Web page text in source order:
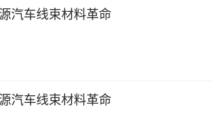
汽车线束材料革命
汽车线束材料革命